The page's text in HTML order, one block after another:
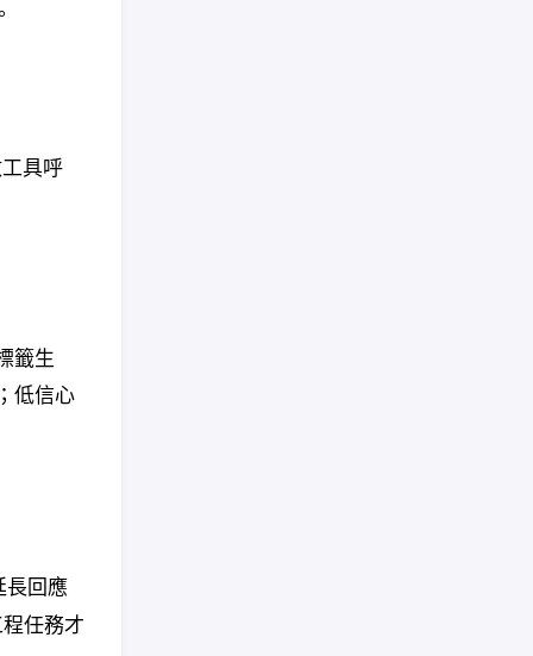
具呼
籤生
低信心
長回應
任務才